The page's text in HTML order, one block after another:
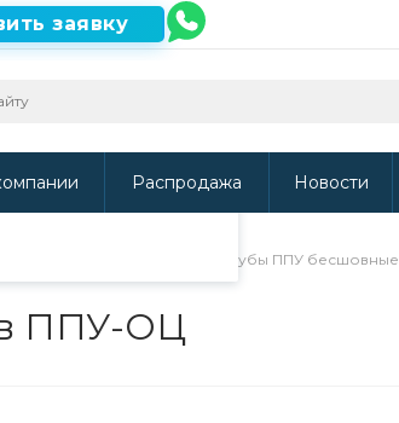
наш сайт, то
заявку
Распродажа Новости
Трубы ППУ бесшовные
в ППУ-ОЦ